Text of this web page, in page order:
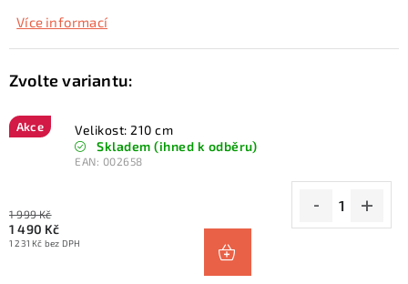
Více informací
Akce
Velikost: 210 cm
Skladem (ihned k odběru)
EAN: 002658
1 999 Kč
1 490 Kč
1 231 Kč bez DPH